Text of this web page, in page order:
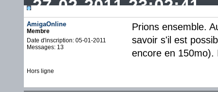
27-02-2011 23:02:41
AmigaOnline
Membre
Date d'inscription: 05-01-2011
Messages: 13
Prions ensemble.
savoir s'il est
encore en 150mo).
Hors ligne